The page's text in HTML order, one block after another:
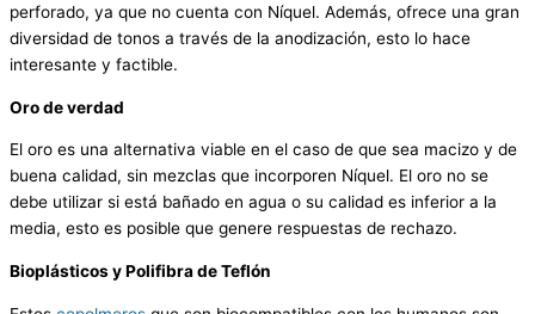
perforado, ya que no cuenta con Níquel. Además, ofrece una gran
diversidad de tonos a través de la anodización, esto lo hace
interesante y factible.
Oro de verdad
El oro es una alternativa viable en el caso de que sea macizo y de
buena calidad, sin mezclas que incorporen Níquel. El oro no se
debe utilizar si está bañado en agua o su calidad es inferior a la
media, esto es posible que genere respuestas de rechazo.
Bioplásticos y Polifibra de Teflón